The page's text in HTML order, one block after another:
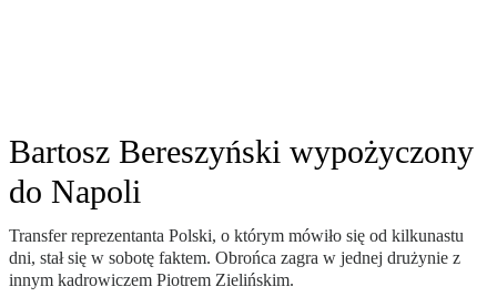
Bartosz Bereszyński wypożyczony
do Napoli
Transfer reprezentanta Polski, o którym mówiło się od kilkunastu
dni, stał się w sobotę faktem. Obrońca zagra w jednej drużynie z
innym kadrowiczem Piotrem Zielińskim.